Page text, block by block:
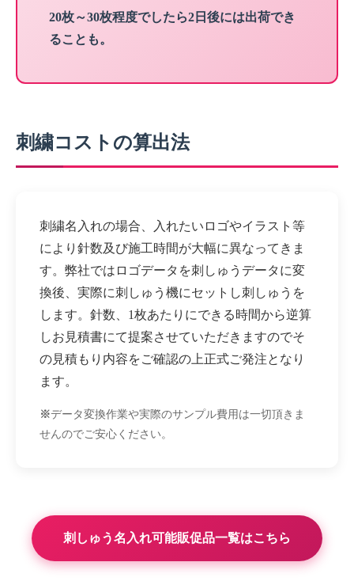
20枚～30枚程度でしたら2日後には出荷でき
ることも。
刺繍コストの算出法
刺繍名入れの場合、入れたいロゴやイラスト等
により針数及び施工時間が大幅に異なってきま
す。弊社ではロゴデータを刺しゅうデータに変
換後、実際に刺しゅう機にセットし刺しゅうを
します。針数、1枚あたりにできる時間から逆算
しお見積書にて提案させていただきますのでそ
の見積もり内容をご確認の上正式ご発注となり
ます。
※データ変換作業や実際のサンプル費用は一切頂きま
せんのでご安心ください。
刺しゅう名入れ可能販促品一覧はこちら